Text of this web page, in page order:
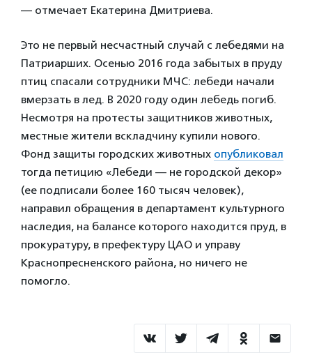
— отмечает Екатерина Дмитриева.
Это не первый несчастный случай с лебедями на
Патриарших. Осенью 2016 года забытых в пруду
птиц спасали сотрудники МЧС: лебеди начали
вмерзать в лед. В 2020 году один лебедь погиб.
Несмотря на протесты защитников животных,
местные жители вскладчину купили нового.
Фонд защиты городских животных опубликовал
тогда петицию «Лебеди — не городской декор»
(ее подписали более 160 тысяч человек),
направил обращения в департамент культурного
наследия, на балансе которого находится пруд, в
прокуратуру, в префектуру ЦАО и управу
Краснопресненского района, но ничего не
помогло.